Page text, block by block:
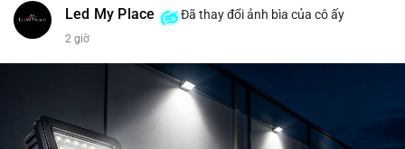
Led My Place Đã thay đổi ảnh bìa của cô ấy
2 giờ